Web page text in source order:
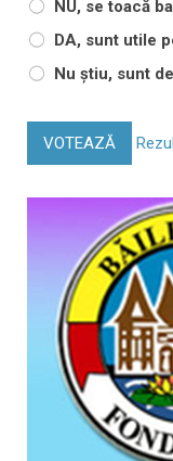
NU, se toacă
DA, sunt utile
Nu știu, sunt
VOTEAZĂ